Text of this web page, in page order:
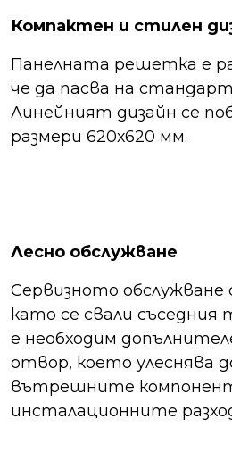
Компактен и стилен
Панелната решетка е
че да пасва на
Линейният дизайн се
размери 620х620 мм.
Лесно обслужване
Сервизното
като се свали съседния
е необходим
отвор, което улеснява
вътрешните
инсталационните